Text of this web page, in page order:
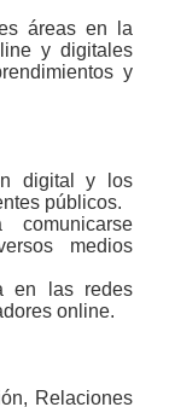
áreas en la
y digitales
y
digital y los
públicos.
medios
en las redes
online.
Relaciones